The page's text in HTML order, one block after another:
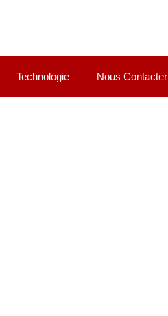
Technologie Nous Contacter